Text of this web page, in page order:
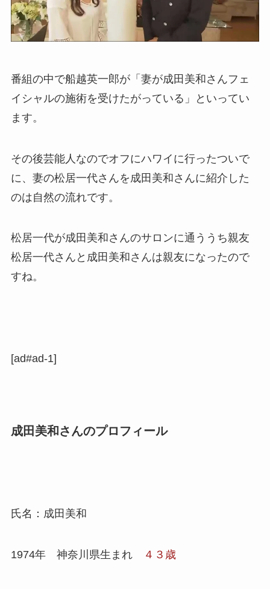
番組の中で船越英一郎が「妻が成田美和さんフェ
イシャルの施術を受けたがっている」といってい
ます。
その後芸能人なのでオフにハワイに行ったついで
に、妻の松居一代さんを成田美和さんに紹介した
のは自然の流れです。
松居一代が成田美和さんのサロンに通ううち親友
松居一代さんと成田美和さんは親友になったので
すね。
[ad#ad-1]
成田美和さんのプロフィール
氏名：成田美和
1974年 神奈川県生まれ ４３歳